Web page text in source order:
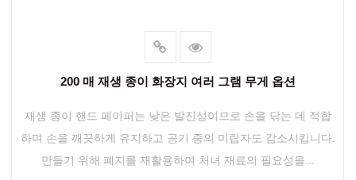
200 매 재생 종이 화장지 여러 그램 무게 옵션
재생 종이 핸드 페이퍼는 낮은 발진성이므로 손을 닦는 데 적합
하며 손을 깨끗하게 유지하고 공기 중의 미립자도 감소시킵니다.
만들기 위해 폐지를 재활용하여 처녀 재료의 필요성을...